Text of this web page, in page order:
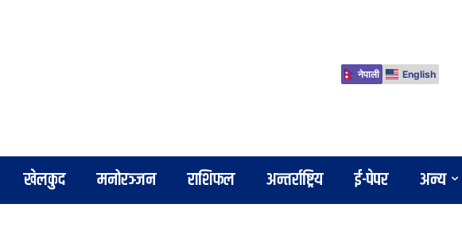
नेपाली English
खेलकुद मनोरञ्जन राशिफल अन्तर्राष्ट्रिय ई-पेपर अन्य